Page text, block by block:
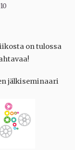
on tulossa
jälkiseminaari